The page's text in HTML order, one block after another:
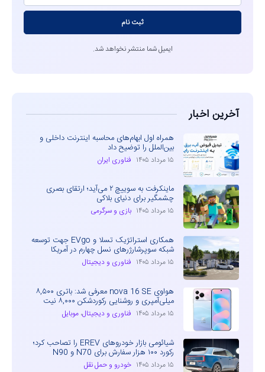
ثبت نام
ایمیل شما منتشر نخواهد شد.
آخرین اخبار
همراه اول ابهام‌های محاسبه اینترنت داخلی و
بین‌الملل را توضیح داد
۱۵ مرداد ۱۴۰۵ فناوری ایران
ماینکرفت به سوییچ ۲ می‌آید؛ ارتقای بصری
چشمگیر برای دنیای بلاکی
۱۵ مرداد ۱۴۰۵ بازی و سرگرمی
همکاری استراتژیک تسلا و EVgo جهت توسعه
شبکه سوپرشارژرهای نسل چهارم در آمریکا
۱۵ مرداد ۱۴۰۵ فناوری و دیجیتال
هواوی nova 16 SE معرفی شد: باتری ۸,۵۰۰
میلی‌آمپری و روشنایی رکوردشکن ۸,۰۰۰ نیت
۱۵ مرداد ۱۴۰۵ فناوری و دیجیتال، موبایل
شیائومی بازار خودروهای EREV را تصاحب کرد؛
رکورد ۱۰۰ هزار سفارش برای N70 و N90
۱۵ مرداد ۱۴۰۵ خودرو و حمل نقل